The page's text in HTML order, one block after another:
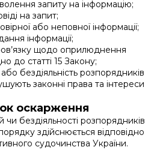
запиту на інформацію;
на запит;
або неповної інформації;
інформації;
щодо оприлюднення
до статті 15 Закону;
або бездіяльність розпорядників
законні права та інтереси
оскарження
бездіяльності розпорядників
здійснюється відповідно
судочинства України.